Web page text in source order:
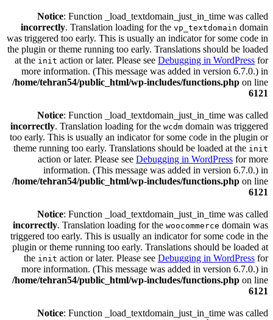
Notice: Function _load_textdomain_just_in_time was called
incorrectly. Translation loading for the vp_textdomain domain
was triggered too early. This is usually an indicator for some code in
the plugin or theme running too early. Translations should be loaded
at the init action or later. Please see Debugging in WordPress for
more information. (This message was added in version 6.7.0.) in
/home/tehran54/public_html/wp-includes/functions.php on line
6121
Notice: Function _load_textdomain_just_in_time was called
incorrectly. Translation loading for the wcdm domain was triggered
too early. This is usually an indicator for some code in the plugin or
theme running too early. Translations should be loaded at the init
action or later. Please see Debugging in WordPress for more
information. (This message was added in version 6.7.0.) in
/home/tehran54/public_html/wp-includes/functions.php on line
6121
Notice: Function _load_textdomain_just_in_time was called
incorrectly. Translation loading for the woocommerce domain was
triggered too early. This is usually an indicator for some code in the
plugin or theme running too early. Translations should be loaded at
the init action or later. Please see Debugging in WordPress for
more information. (This message was added in version 6.7.0.) in
/home/tehran54/public_html/wp-includes/functions.php on line
6121
Notice: Function _load_textdomain_just_in_time was called